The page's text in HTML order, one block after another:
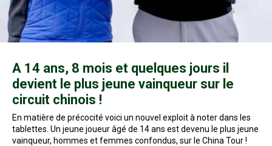
A 14 ans, 8 mois et quelques jours il
devient le plus jeune vainqueur sur le
circuit chinois !
En matière de précocité voici un nouvel exploit à noter dans les
tablettes. Un jeune joueur âgé de 14 ans est devenu le plus jeune
vainqueur, hommes et femmes confondus, sur le China Tour !